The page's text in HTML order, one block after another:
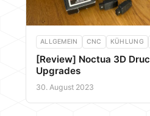
ALLGEMEIN CNC KÜHLUNG
[Review] Noctua 3D
Upgrades
30. August 2023